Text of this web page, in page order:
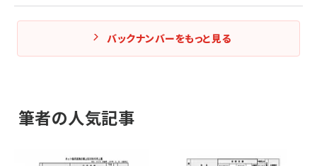
バックナンバーをもっと見る
筆者の人気記事